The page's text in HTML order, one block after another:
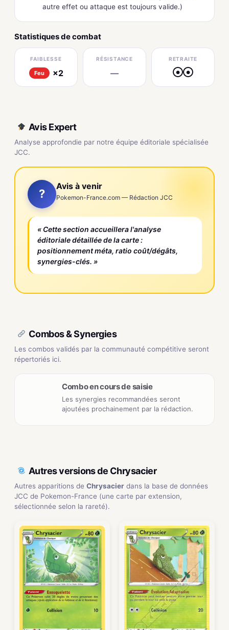
autre effet ou attaque est toujours valide.)
Statistiques de combat
FAIBLESSE
Feu ×2
RÉSISTANCE
—
RETRAITE
● ●
Avis Expert
Analyse approfondie par notre équipe éditoriale spécialisée
JCC.
?
Avis à venir
Pokemon-France.com — Rédaction JCC
« Cette section accueillera l'analyse
éditoriale détaillée de la carte :
positionnement méta, ratio coût/dégâts,
synergies-clés. »
Combos & Synergies
Les combos validés par la communauté compétitive seront
répertoriés ici.
Combo en cours de saisie
Les synergies recommandées seront
ajoutées prochainement par la rédaction.
Autres versions de Chrysacier
Autres apparitions de Chrysacier dans la base de données
JCC de Pokemon-France (une carte par extension,
sélectionnée selon la rareté).